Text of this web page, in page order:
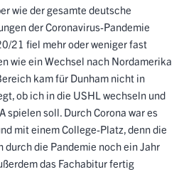
wie der gesamte deutsche
der Coronavirus-Pandemie
21 fiel mehr oder weniger fast
wie ein Wechsel nach Nordamerika
kam für Dunham nicht in
ob ich in die USHL wechseln und
spielen soll. Durch Corona war es
mit einem College-Platz, denn die
durch die Pandemie noch ein Jahr
das Fachabitur fertig